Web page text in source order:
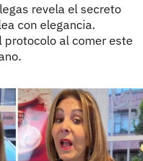
revela el secreto
con elegancia.
al comer este